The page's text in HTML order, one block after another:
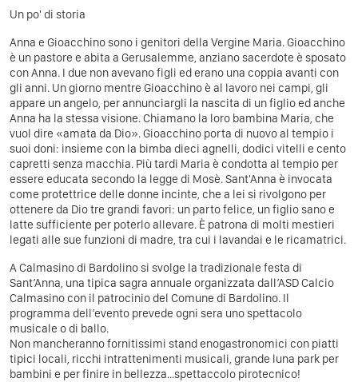
Un po' di storia
Anna e Gioacchino sono i genitori della Vergine Maria. Gioacchino
è un pastore e abita a Gerusalemme, anziano sacerdote è sposato
con Anna. I due non avevano figli ed erano una coppia avanti con
gli anni. Un giorno mentre Gioacchino è al lavoro nei campi, gli
appare un angelo, per annunciargli la nascita di un figlio ed anche
Anna ha la stessa visione. Chiamano la loro bambina Maria, che
vuol dire «amata da Dio». Gioacchino porta di nuovo al tempio i
suoi doni: insieme con la bimba dieci agnelli, dodici vitelli e cento
capretti senza macchia. Più tardi Maria è condotta al tempio per
essere educata secondo la legge di Mosè. Sant'Anna è invocata
come protettrice delle donne incinte, che a lei si rivolgono per
ottenere da Dio tre grandi favori: un parto felice, un figlio sano e
latte sufficiente per poterlo allevare. È patrona di molti mestieri
legati alle sue funzioni di madre, tra cui i lavandai e le ricamatrici.
A Calmasino di Bardolino si svolge la tradizionale festa di
Sant’Anna, una tipica sagra annuale organizzata dall’ASD Calcio
Calmasino con il patrocinio del Comune di Bardolino. Il
programma dell’evento prevede ogni sera uno spettacolo
musicale o di ballo.
Non mancheranno fornitissimi stand enogastronomici con piatti
tipici locali, ricchi intrattenimenti musicali, grande luna park per
bambini e per finire in bellezza...spettaccolo pirotecnico!